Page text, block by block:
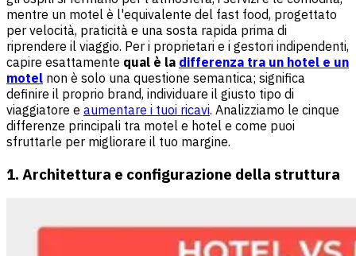
mentre un motel è l'equivalente del fast food, progettato
per velocità, praticità e una sosta rapida prima di
riprendere il viaggio. Per i proprietari e i gestori indipendenti,
capire esattamente qual è la differenza tra un hotel e un
motel non è solo una questione semantica; significa
definire il proprio brand, individuare il giusto tipo di
viaggiatore e aumentare i tuoi ricavi. Analizziamo le cinque
differenze principali tra motel e hotel e come puoi
sfruttarle per migliorare il tuo margine.
1. Architettura e configurazione della struttura